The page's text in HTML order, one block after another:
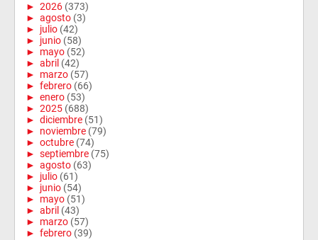
► 2026 (373)
► agosto (3)
► julio (42)
► junio (58)
► mayo (52)
► abril (42)
► marzo (57)
► febrero (66)
► enero (53)
► 2025 (688)
► diciembre (51)
► noviembre (79)
► octubre (74)
► septiembre (75)
► agosto (63)
► julio (61)
► junio (54)
► mayo (51)
► abril (43)
► marzo (57)
► febrero (39)